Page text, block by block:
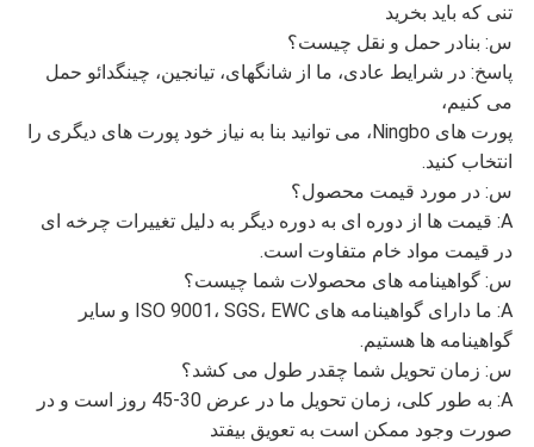
تنی که باید بخرید
س: بنادر حمل و نقل چیست؟
پاسخ: در شرایط عادی، ما از شانگهای، تیانجین، چینگدائو حمل
می کنیم،
پورت های Ningbo، می توانید بنا به نیاز خود پورت های دیگری را
انتخاب کنید.
س: در مورد قیمت محصول؟
A: قیمت ها از دوره ای به دوره دیگر به دلیل تغییرات چرخه ای
در قیمت مواد خام متفاوت است.
س: گواهینامه های محصولات شما چیست؟
A: ما دارای گواهینامه های ISO 9001، SGS، EWC و سایر
گواهینامه ها هستیم.
س: زمان تحویل شما چقدر طول می کشد؟
A: به طور کلی، زمان تحویل ما در عرض 30-45 روز است و در
صورت وجود ممکن است به تعویق بیفتد